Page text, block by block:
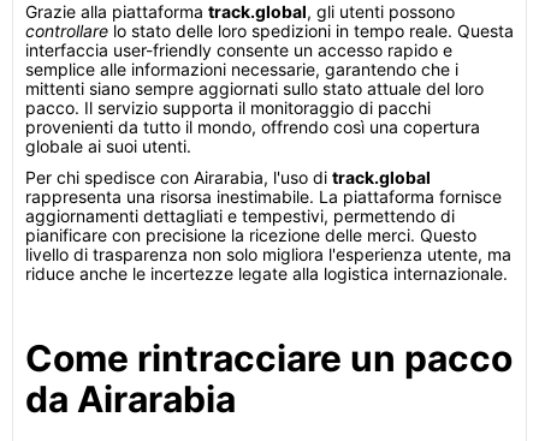
Grazie alla piattaforma track.global, gli utenti possono
controllare lo stato delle loro spedizioni in tempo reale. Questa
interfaccia user-friendly consente un accesso rapido e
semplice alle informazioni necessarie, garantendo che i
mittenti siano sempre aggiornati sullo stato attuale del loro
pacco. Il servizio supporta il monitoraggio di pacchi
provenienti da tutto il mondo, offrendo così una copertura
globale ai suoi utenti.
Per chi spedisce con Airarabia, l'uso di track.global
rappresenta una risorsa inestimabile. La piattaforma fornisce
aggiornamenti dettagliati e tempestivi, permettendo di
pianificare con precisione la ricezione delle merci. Questo
livello di trasparenza non solo migliora l'esperienza utente, ma
riduce anche le incertezze legate alla logistica internazionale.
Come rintracciare un pacco
da Airarabia